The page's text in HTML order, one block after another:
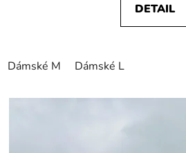
DETAIL
Dámské M Dámské L